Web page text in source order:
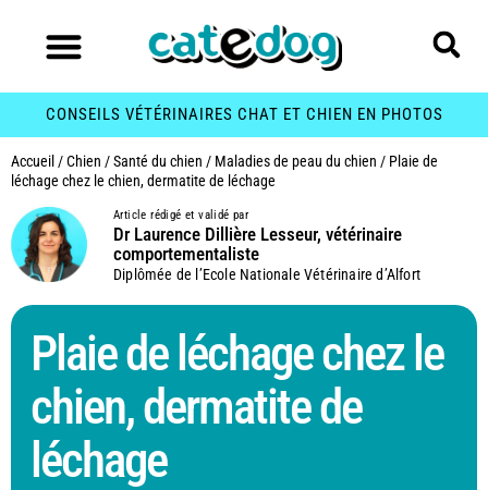
CONSEILS VÉTÉRINAIRES CHAT ET CHIEN EN PHOTOS
Accueil /Chien /Santé du chien / Maladies de peau du chien / Plaie de
léchage chez le chien, dermatite de léchage
Article rédigé et validé par
Dr Laurence Dillière Lesseur, vétérinaire
comportementaliste
Diplômée de l’Ecole Nationale Vétérinaire d’Alfort
Plaie de léchage chez le
chien, dermatite de
léchage